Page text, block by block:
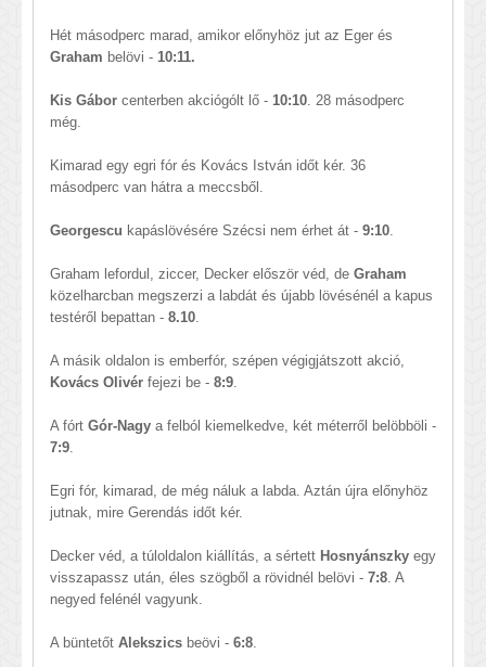
Hét másodperc marad, amikor előnyhöz jut az Eger és
Graham belövi - 10:11.
Kis Gábor centerben akciógólt lő - 10:10 . 28 másodperc
még.
Kimarad egy egri fór és Kovács István időt kér. 36
másodperc van hátra a meccsből.
Georgescu kapáslövésére Szécsi nem érhet át - 9:10
Graham lefordul, ziccer, Decker először véd, de Graham
közelharcban megszerzi a labdát és újabb lövésénél a kapus
testéről bepattan - 8.10
A másik oldalon is emberfór, szépen végigjátszott akció,
Kovács Olivér fejezi be - 8:9
A fórt Gór-Nagy a felból kiemelkedve, két méterről belöbböli -
7:9
Egri fór, kimarad, de még náluk a labda. Aztán újra előnyhöz
jutnak, mire Gerendás időt kér.
Decker véd, a túloldalon kiállítás, a sértett Hosnyánszky egy
visszapassz után, éles szögből a rövidnél belövi - 7:8 . A
negyed felénél vagyunk.
A büntetőt Alekszics beövi - 6:8